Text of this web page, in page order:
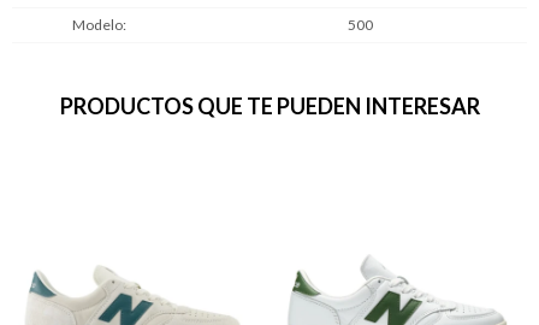
Modelo
500
PRODUCTOS QUE TE PUEDEN INTERESAR